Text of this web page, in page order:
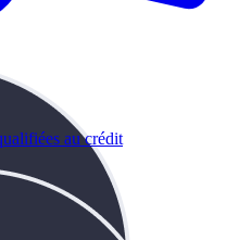
au crédit